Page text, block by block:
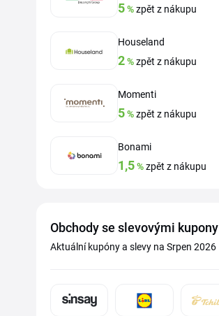
5%zpět z nákupu
Houseland
2%zpět z nákupu
Momenti
5%zpět z nákupu
Bonami
1,5%zpět z nákupu
Obchody se slevovými kupony
Aktuální kupóny a slevy na Srpen 2026